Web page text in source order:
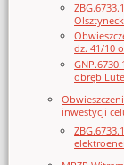
dz. 41/10
obręb
inwestycji